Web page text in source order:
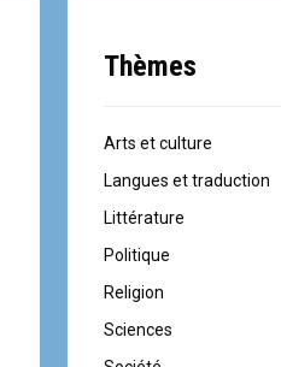
Thèmes
Arts et culture
Langues et traduction
Littérature
Politique
Religion
Sciences